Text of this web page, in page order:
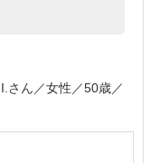
さん／女性／50歳／